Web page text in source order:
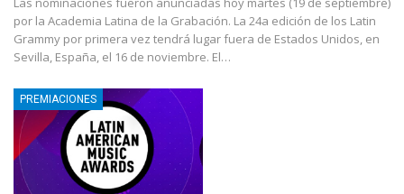
por la Academia Latina de la Grabación. La 24a edición de los Latin
Grammy por primera vez tendrá lugar fuera de Estados Unidos, en
Sevilla, España, el 16 de noviembre. El…
PREMIACIONES